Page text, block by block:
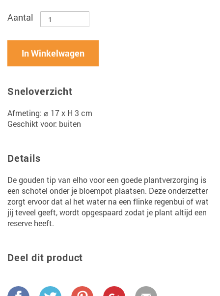
Aantal
In Winkelwagen
Sneloverzicht
Afmeting: ⌀ 17 x H 3 cm
Geschikt voor: buiten
Details
De gouden tip van elho voor een goede plantverzorging is
een schotel onder je bloempot plaatsen. Deze onderzetter
zorgt ervoor dat al het water na een flinke regenbui of wat
jij teveel geeft, wordt opgespaard zodat je plant altijd een
reserve heeft.
Deel dit product